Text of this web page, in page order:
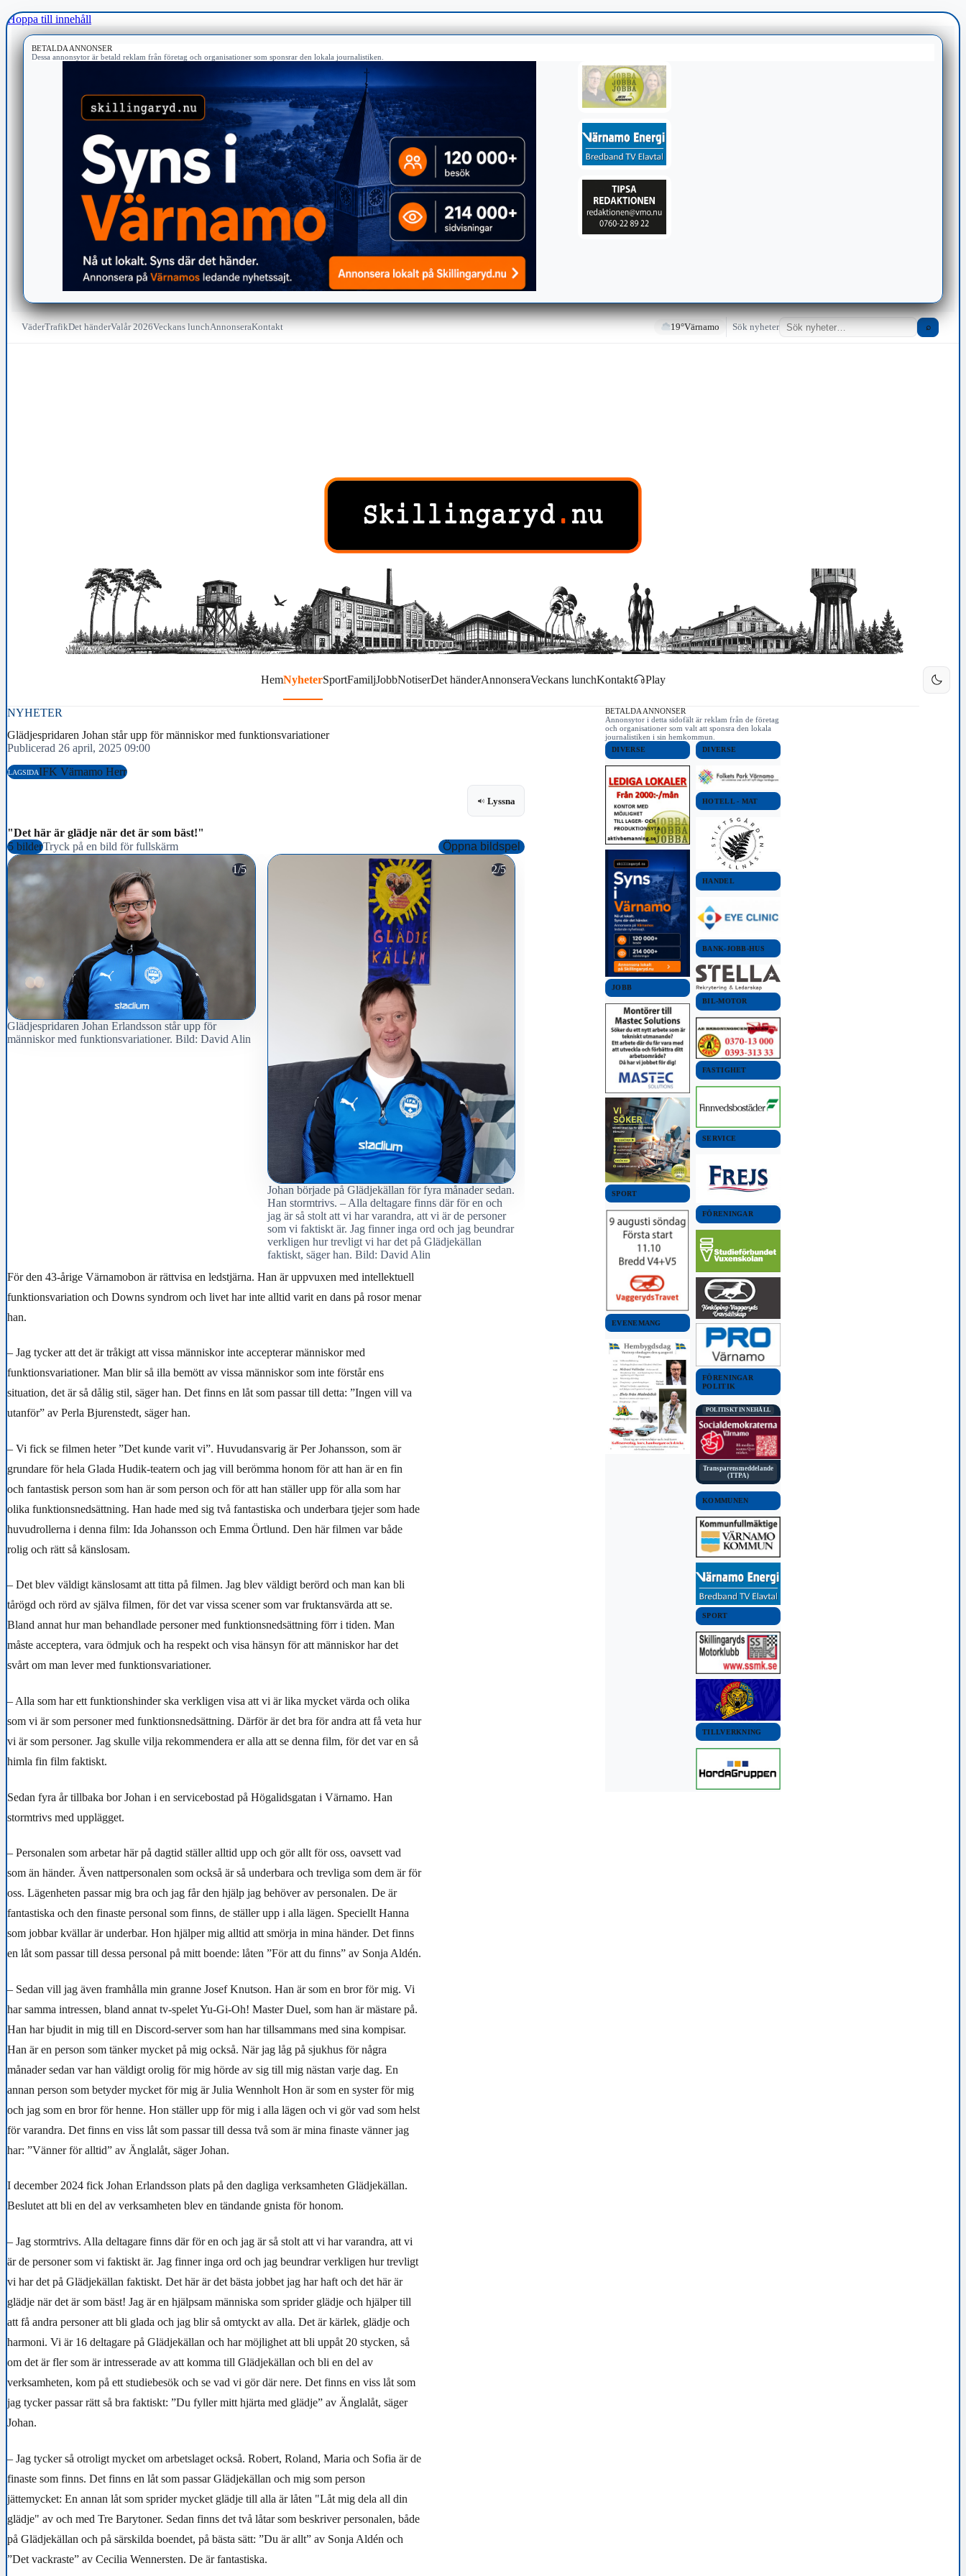
Hoppa till innehåll
BETALDA ANNONSER
Dessa annonsytor är betald reklam från företag och organisationer som sponsrar den lokala journalistiken.
VäderTrafikDet händerValår 2026Veckans lunchAnnonseraKontakt 19°Värnamo Sök nyheter ⌕
HemNyheterSportFamiljJobbNotiserDet händerAnnonseraVeckans lunchKontakt Play
NYHETER
Glädjespridaren Johan står upp för människor med funktionsvariationer
Publicerad 26 april, 2025 09:00
LAGSIDAIFK Värnamo Herr
Lyssna
"Det här är glädje när det är som bäst!"
5 bilderTryck på en bild för fullskärm
Öppna bildspel
1/5
Glädjespridaren Johan Erlandsson står upp för
människor med funktionsvariationer. Bild: David Alin
2/5
Johan började på Glädjekällan för fyra månader sedan.
Han stormtrivs. – Alla deltagare finns där för en och
jag är så stolt att vi har varandra, att vi är de personer
som vi faktiskt är. Jag finner inga ord och jag beundrar
verkligen hur trevligt vi har det på Glädjekällan
faktiskt, säger han. Bild: David Alin
3/5
Johan bor i en servicebostad på Högalidsgatan i
Värnamo, där han stormtrivs. Han gillar att koppla av i
sofforna i de gemensamma utrymmena. Bild: David
För den 43-årige Värnamobon är rättvisa en ledstjärna. Han är uppvuxen med intellektuell
funktionsvariation och Downs syndrom och livet har inte alltid varit en dans på rosor menar
han.
– Jag tycker att det är tråkigt att vissa människor inte accepterar människor med
funktionsvariationer. Man blir så illa bemött av vissa människor som inte förstår ens
situation, det är så dålig stil, säger han. Det finns en låt som passar till detta: ”Ingen vill va
utanför” av Perla Bjurenstedt, säger han.
– Vi fick se filmen heter ”Det kunde varit vi”. Huvudansvarig är Per Johansson, som är
grundare för hela Glada Hudik-teatern och jag vill berömma honom för att han är en fin
och fantastisk person som han är som person och för att han ställer upp för alla som har
olika funktionsnedsättning. Han hade med sig två fantastiska och underbara tjejer som hade
huvudrollerna i denna film: Ida Johansson och Emma Örtlund. Den här filmen var både
rolig och rätt så känslosam.
– Det blev väldigt känslosamt att titta på filmen. Jag blev väldigt berörd och man kan bli
tårögd och rörd av själva filmen, för det var vissa scener som var fruktansvärda att se.
Bland annat hur man behandlade personer med funktionsnedsättning förr i tiden. Man
måste acceptera, vara ödmjuk och ha respekt och visa hänsyn för att människor har det
svårt om man lever med funktionsvariationer.
– Alla som har ett funktionshinder ska verkligen visa att vi är lika mycket värda och olika
som vi är som personer med funktionsnedsättning. Därför är det bra för andra att få veta hur
vi är som personer. Jag skulle vilja rekommendera er alla att se denna film, för det var en så
himla fin film faktiskt.
Sedan fyra år tillbaka bor Johan i en servicebostad på Högalidsgatan i Värnamo. Han
stormtrivs med upplägget.
– Personalen som arbetar här på dagtid ställer alltid upp och gör allt för oss, oavsett vad
som än händer. Även nattpersonalen som också är så underbara och trevliga som dem är för
oss. Lägenheten passar mig bra och jag får den hjälp jag behöver av personalen. De är
fantastiska och den finaste personal som finns, de ställer upp i alla lägen. Speciellt Hanna
som jobbar kvällar är underbar. Hon hjälper mig alltid att smörja in mina händer. Det finns
en låt som passar till dessa personal på mitt boende: låten ”För att du finns” av Sonja Aldén.
– Sedan vill jag även framhålla min granne Josef Knutson. Han är som en bror för mig. Vi
har samma intressen, bland annat tv-spelet Yu-Gi-Oh! Master Duel, som han är mästare på.
Han har bjudit in mig till en Discord-server som han har tillsammans med sina kompisar.
Han är en person som tänker mycket på mig också. När jag låg på sjukhus för några
månader sedan var han väldigt orolig för mig hörde av sig till mig nästan varje dag. En
annan person som betyder mycket för mig är Julia Wennholt Hon är som en syster för mig
och jag som en bror för henne. Hon ställer upp för mig i alla lägen och vi gör vad som helst
för varandra. Det finns en viss låt som passar till dessa två som är mina finaste vänner jag
har: ”Vänner för alltid” av Änglalåt, säger Johan.
I december 2024 fick Johan Erlandsson plats på den dagliga verksamheten Glädjekällan.
Beslutet att bli en del av verksamheten blev en tändande gnista för honom.
– Jag stormtrivs. Alla deltagare finns där för en och jag är så stolt att vi har varandra, att vi
är de personer som vi faktiskt är. Jag finner inga ord och jag beundrar verkligen hur trevligt
vi har det på Glädjekällan faktiskt. Det här är det bästa jobbet jag har haft och det här är
glädje när det är som bäst! Jag är en hjälpsam människa som sprider glädje och hjälper till
att få andra personer att bli glada och jag blir så omtyckt av alla. Det är kärlek, glädje och
harmoni. Vi är 16 deltagare på Glädjekällan och har möjlighet att bli uppåt 20 stycken, så
om det är fler som är intresserade av att komma till Glädjekällan och bli en del av
verksamheten, kom på ett studiebesök och se vad vi gör där nere. Det finns en viss låt som
jag tycker passar rätt så bra faktiskt: ”Du fyller mitt hjärta med glädje” av Änglalåt, säger
Johan.
– Jag tycker så otroligt mycket om arbetslaget också. Robert, Roland, Maria och Sofia är de
finaste som finns. Det finns en låt som passar Glädjekällan och mig som person
jättemycket: En annan låt som sprider mycket glädje till alla är låten "Låt mig dela all din
glädje" av och med Tre Barytoner. Sedan finns det två låtar som beskriver personalen, både
på Glädjekällan och på särskilda boendet, på bästa sätt: ”Du är allt” av Sonja Aldén och
”Det vackraste” av Cecilia Wennersten. De är fantastiska.
BETALDA ANNONSER
Annonsytor i detta sidofält är reklam från de företag
och organisationer som valt att sponsra den lokala
journalistiken i sin hemkommun.
DIVERSE
JOBB
SPORT
EVENEMANG
DIVERSE
HOTELL - MAT
HANDEL
BANK-JOBB-HUS
BIL-MOTOR
FASTIGHET
SERVICE
FÖRENINGAR
FÖRENINGAR
POLITIK
POLITISKT INNEHÅLL
Transparensmeddelande
(TTPA)
KOMMUNEN
SPORT
TILLVERKNING